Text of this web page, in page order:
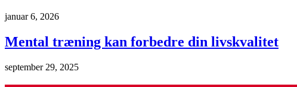
januar 6, 2026
Mental træning kan forbedre din livskvalitet
september 29, 2025